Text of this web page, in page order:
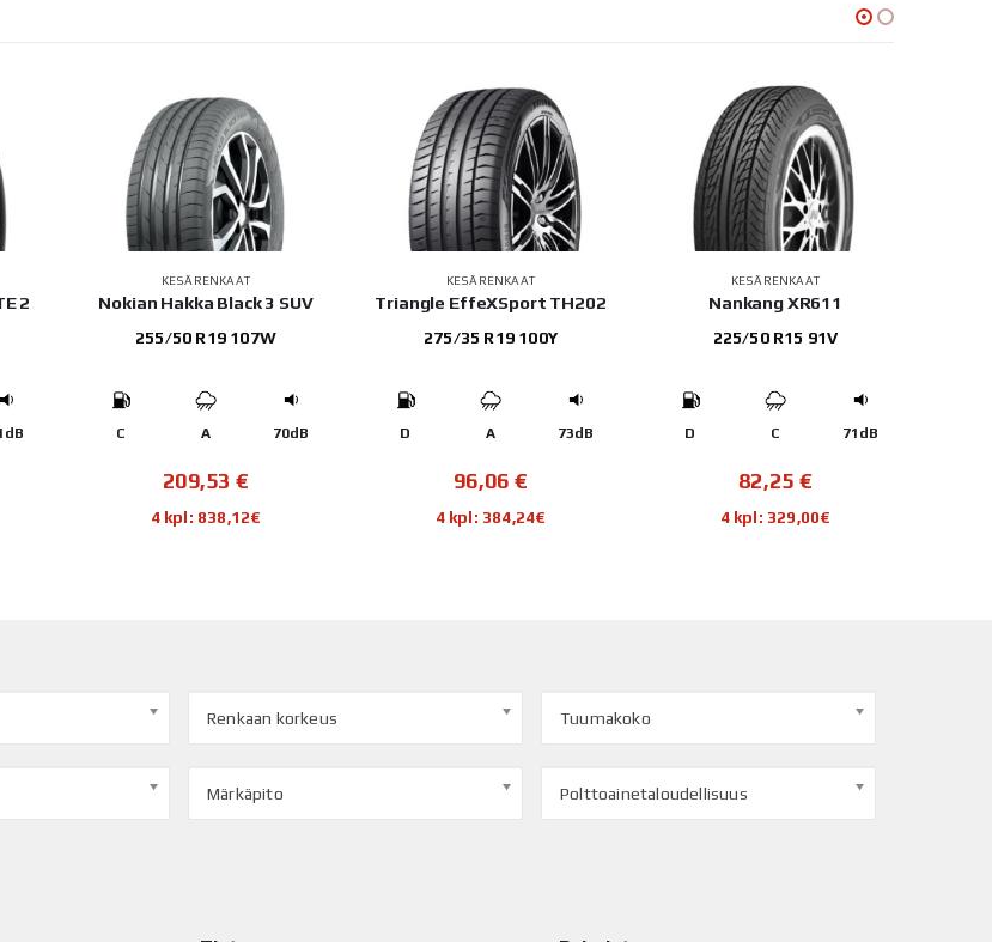
2
KESÄRENKAAT
Nokian Hakka Black 3 SUV
255/50 R19 107W
C A 70dB
209,53 €
4 kpl: 838,12€
KESÄRENKAAT
Triangle EffeXSport TH202
275/35 R19 100Y
D A 73dB
96,06 €
4 kpl: 384,24€
KESÄRENKAAT
Nankang XR611
225/50 R15 91V
D C 71dB
82,25 €
4 kpl: 329,00€
Renkaan korkeus Tuumakoko
Märkäpito Polttoainetaloudellisuus